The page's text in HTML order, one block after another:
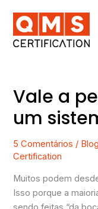
para
conteúdo
Vale a
um
5 Comentários / Blog
Certification
Muitos podem
Isso porque a
Vale
pena
um
de
inovação?